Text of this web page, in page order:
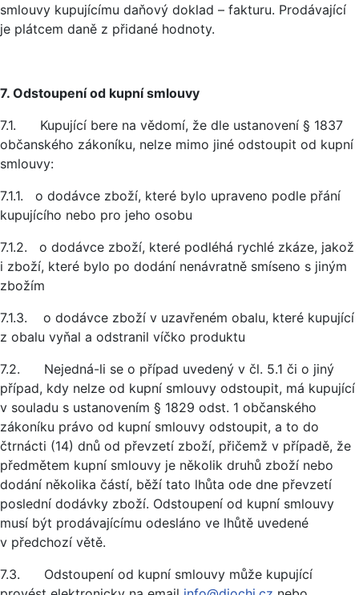
smlouvy kupujícímu daňový doklad – fakturu. Prodávající
je plátcem daně z přidané hodnoty.
7. Odstoupení od kupní smlouvy
7.1. Kupující bere na vědomí, že dle ustanovení § 1837
občanského zákoníku, nelze mimo jiné odstoupit od kupní
smlouvy:
7.1.1. o dodávce zboží, které bylo upraveno podle přání
kupujícího nebo pro jeho osobu
7.1.2. o dodávce zboží, které podléhá rychlé zkáze, jakož
i zboží, které bylo po dodání nenávratně smíseno s jiným
zbožím
7.1.3. o dodávce zboží v uzavřeném obalu, které kupující
z obalu vyňal a odstranil víčko produktu
7.2. Nejedná-li se o případ uvedený v čl. 5.1 či o jiný
případ, kdy nelze od kupní smlouvy odstoupit, má kupující
v souladu s ustanovením § 1829 odst. 1 občanského
zákoníku právo od kupní smlouvy odstoupit, a to do
čtrnácti (14) dnů od převzetí zboží, přičemž v případě, že
předmětem kupní smlouvy je několik druhů zboží nebo
dodání několika částí, běží tato lhůta ode dne převzetí
poslední dodávky zboží. Odstoupení od kupní smlouvy
musí být prodávajícímu odesláno ve lhůtě uvedené
v předchozí větě.
7.3. Odstoupení od kupní smlouvy může kupující